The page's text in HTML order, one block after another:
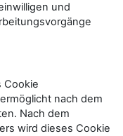
und
Cookie
nach dem
Nach dem
wird dieses Cookie